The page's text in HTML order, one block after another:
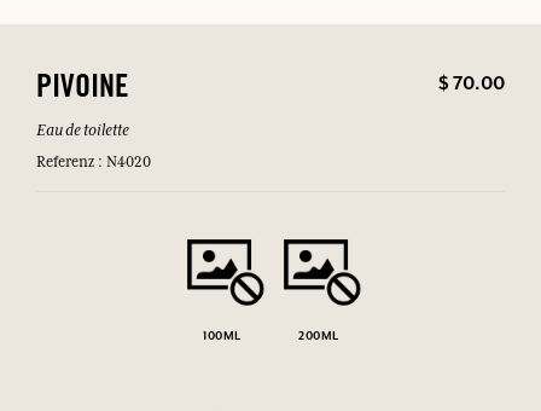
PIVOINE $ 70.00
Eau de toilette
Referenz : N4020
100ML 200ML